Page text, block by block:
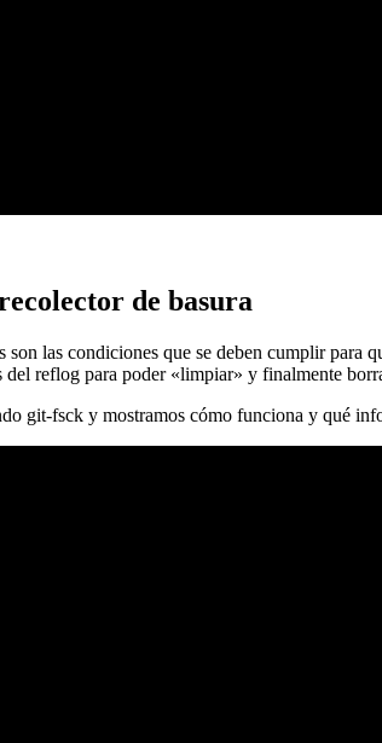
de basura
son las condiciones que se deben cumplir
del reflog para poder «limpiar» y finalmente
git-fsck y mostramos cómo funciona y qué